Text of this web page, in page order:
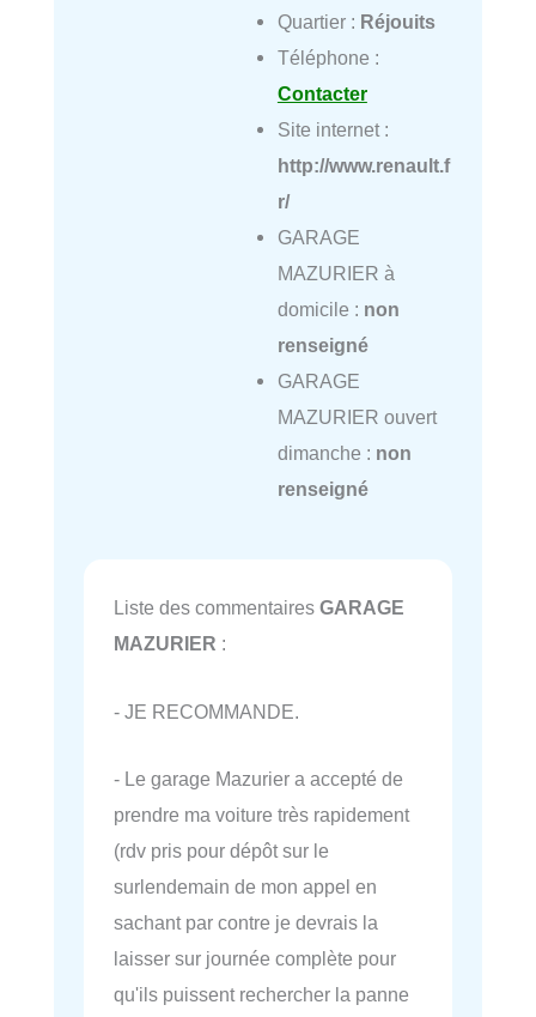
Quartier : Réjouits
Téléphone :
Contacter
Site internet :
http://www.renault.f
r/
GARAGE
MAZURIER à
domicile : non
renseigné
GARAGE
MAZURIER ouvert
dimanche : non
renseigné
Liste des commentaires GARAGE
MAZURIER :
- JE RECOMMANDE.
- Le garage Mazurier a accepté de
prendre ma voiture très rapidement
(rdv pris pour dépôt sur le
surlendemain de mon appel en
sachant par contre je devrais la
laisser sur journée complète pour
qu'ils puissent rechercher la panne